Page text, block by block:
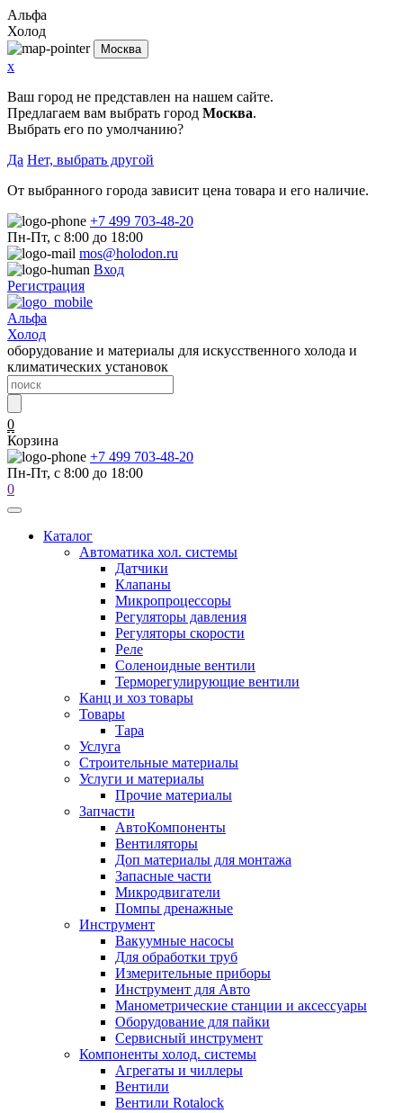
Альфа
Холод
Москва
x
Ваш город не представлен на нашем сайте.
Предлагаем вам выбрать город Москва.
Выбрать его по умолчанию?
Да Нет, выбрать другой
От выбранного города зависит цена товара и его наличие.
+7 499 703-48-20
Пн-Пт, с 8:00 до 18:00
mos@holodon.ru
Вход
Регистрация
Альфа
Холод
оборудование и материалы для искусственного холода и
климатических установок
0
Корзина
+7 499 703-48-20
Пн-Пт, с 8:00 до 18:00
0
Каталог
Автоматика хол. системы
Датчики
Клапаны
Микропроцессоры
Регуляторы давления
Регуляторы скорости
Реле
Соленоидные вентили
Терморегулирующие вентили
Канц и хоз товары
Товары
Тара
Услуга
Строительные материалы
Услуги и материалы
Прочие материалы
Запчасти
АвтоКомпоненты
Вентиляторы
Доп материалы для монтажа
Запасные части
Микродвигатели
Помпы дренажные
Инструмент
Вакуумные насосы
Для обработки труб
Измерительные приборы
Инструмент для Авто
Манометрические станции и аксессуары
Оборудование для пайки
Сервисный инструмент
Компоненты холод. системы
Агрегаты и чиллеры
Вентили
Вентили Rotalock